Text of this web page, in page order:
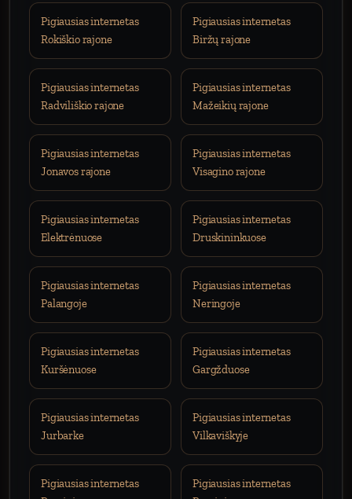
Pigiausias internetas
Rokiškio rajone
Pigiausias internetas
Biržų rajone
Pigiausias internetas
Radviliškio rajone
Pigiausias internetas
Mažeikių rajone
Pigiausias internetas
Jonavos rajone
Pigiausias internetas
Visagino rajone
Pigiausias internetas
Elektrėnuose
Pigiausias internetas
Druskininkuose
Pigiausias internetas
Palangoje
Pigiausias internetas
Neringoje
Pigiausias internetas
Kuršėnuose
Pigiausias internetas
Gargžduose
Pigiausias internetas
Jurbarke
Pigiausias internetas
Vilkaviškyje
Pigiausias internetas
Pigiausias internetas